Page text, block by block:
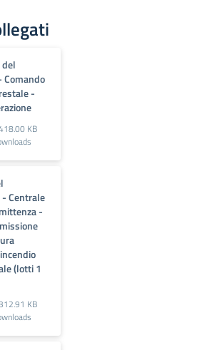
del
-
KB
Centrale
-
(lotti 1
KB